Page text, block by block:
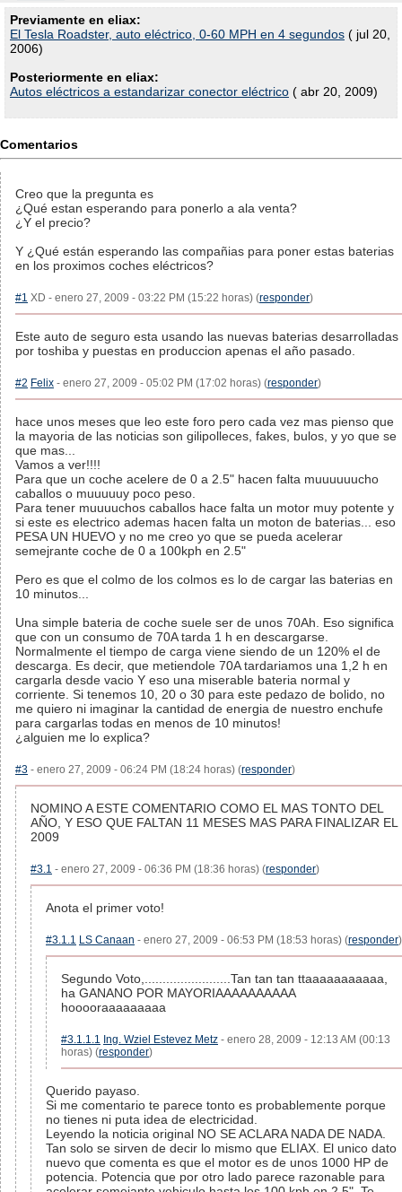
Previamente en eliax:
El Tesla Roadster, auto eléctrico, 0-60 MPH en 4 segundos ( jul 20,
2006)
Posteriormente en eliax:
Autos eléctricos a estandarizar conector eléctrico ( abr 20, 2009)
Comentarios
Creo que la pregunta es
¿Qué estan esperando para ponerlo a ala venta?
¿Y el precio?
Y ¿Qué están esperando las compañias para poner estas baterias
en los proximos coches eléctricos?
#1 XD - enero 27, 2009 - 03:22 PM (15:22 horas) (responder)
Este auto de seguro esta usando las nuevas baterias desarrolladas
por toshiba y puestas en produccion apenas el año pasado.
#2 Felix - enero 27, 2009 - 05:02 PM (17:02 horas) (responder)
hace unos meses que leo este foro pero cada vez mas pienso que
la mayoria de las noticias son gilipolleces, fakes, bulos, y yo que se
que mas...
Vamos a ver!!!!
Para que un coche acelere de 0 a 2.5" hacen falta muuuuuucho
caballos o muuuuuy poco peso.
Para tener muuuuchos caballos hace falta un motor muy potente y
si este es electrico ademas hacen falta un moton de baterias... eso
PESA UN HUEVO y no me creo yo que se pueda acelerar
semejrante coche de 0 a 100kph en 2.5"
Pero es que el colmo de los colmos es lo de cargar las baterias en
10 minutos...
Una simple bateria de coche suele ser de unos 70Ah. Eso significa
que con un consumo de 70A tarda 1 h en descargarse.
Normalmente el tiempo de carga viene siendo de un 120% el de
descarga. Es decir, que metiendole 70A tardariamos una 1,2 h en
cargarla desde vacio Y eso una miserable bateria normal y
corriente. Si tenemos 10, 20 o 30 para este pedazo de bolido, no
me quiero ni imaginar la cantidad de energia de nuestro enchufe
para cargarlas todas en menos de 10 minutos!
¿alguien me lo explica?
#3 - enero 27, 2009 - 06:24 PM (18:24 horas) (responder)
NOMINO A ESTE COMENTARIO COMO EL MAS TONTO DEL
AÑO, Y ESO QUE FALTAN 11 MESES MAS PARA FINALIZAR EL
2009
#3.1 - enero 27, 2009 - 06:36 PM (18:36 horas) (responder)
Anota el primer voto!
#3.1.1 LS Canaan - enero 27, 2009 - 06:53 PM (18:53 horas) (responder)
Segundo Voto,........................Tan tan tan ttaaaaaaaaaaa,
ha GANANO POR MAYORIAAAAAAAAAA
hooooraaaaaaaaa
#3.1.1.1 Ing. Wziel Estevez Metz - enero 28, 2009 - 12:13 AM (00:13
horas) (responder)
Querido payaso.
Si me comentario te parece tonto es probablemente porque
no tienes ni puta idea de electricidad.
Leyendo la noticia original NO SE ACLARA NADA DE NADA.
Tan solo se sirven de decir lo mismo que ELIAX. El unico dato
nuevo que comenta es que el motor es de unos 1000 HP de
potencia. Potencia que por otro lado parece razonable para